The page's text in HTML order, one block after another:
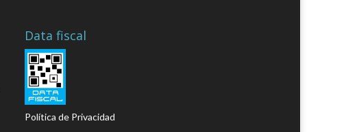
Data fiscal
Política de Privacidad